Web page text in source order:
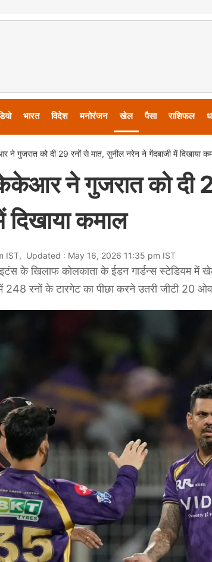
भारत विदेश मनोरंजन खेल पैसा राशिफल
गुजरात को दी 29 रनों से मात, सुनील नरेन ने गेंदबाजी में दिखाया
ने गुजरात को दी
दिखाया कमाल
IST, Updated : May 16, 2026 11:35 pm IST
के खिलाफ कोलकाता के ईडन गार्डन्स स्टेडियम में
रनों के टारगेट का पीछा करने उतरी जीटी 20